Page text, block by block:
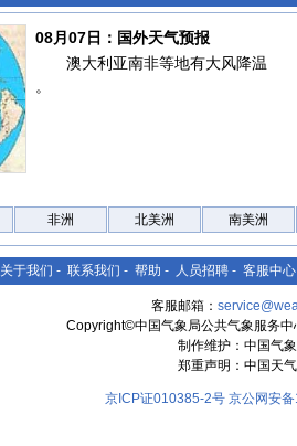
08月07日：国外天气预报
澳大利亚南非等地有大风降温
。
非洲 北美洲 南美洲
关于我们 - 联系我们 - 帮助 - 人员招聘 - 客服中心
客服邮箱：
Copyright©中国气象局公共气象服务
制作维护：中国气
郑重声明：中国天
京ICP证010385-2号 京公网安